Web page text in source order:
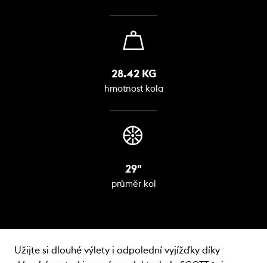
28.42 KG
hmotnost kola
29"
průměr kol
Užijte si dlouhé výlety i odpolední vyjížďky díky